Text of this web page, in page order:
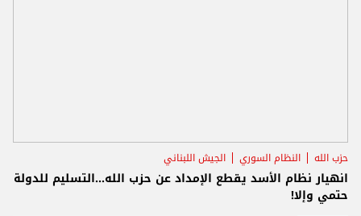
حزب الله النظام السوري الجيش اللبناني
انهيار نظام الأسد يقطع الإمداد عن حزب الله...التسليم للدولة
حتمي وإلا!